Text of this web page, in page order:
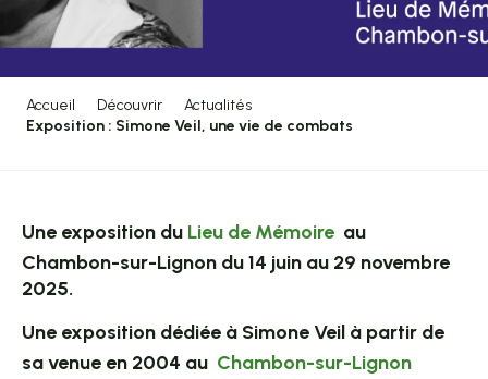
Accueil Découvrir
Actualités
Exposition : Simone Veil, une vie de combats
Une exposition du Lieu de Mémoire au
Chambon-sur-Lignon du 14 juin au 29 novembre
2025.
Une exposition dédiée à Simone Veil à partir de
sa venue en 2004 au Chambon-sur-Lignon